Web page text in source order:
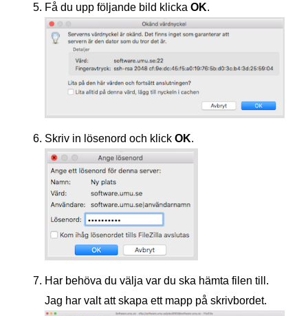
Få du upp följande bild klicka OK.
Skriv in lösenord och klick OK.
Har behöva du välja var du ska hämta filen till.
Jag har valt att skapa ett mapp på skrivbordet.